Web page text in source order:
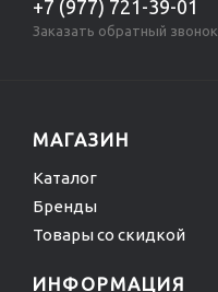
+7 (977) 721-39-01
Заказать обратный звонок
МАГАЗИН
Каталог
Бренды
Товары со скидкой
ИНФОРМАЦИЯ